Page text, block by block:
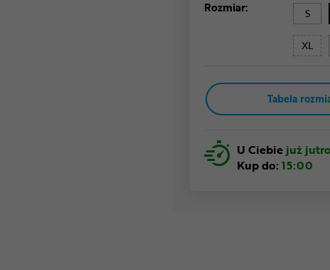
Rozmiar: S
XL
Tabela
U Ciebie już
Kup do: 15:00